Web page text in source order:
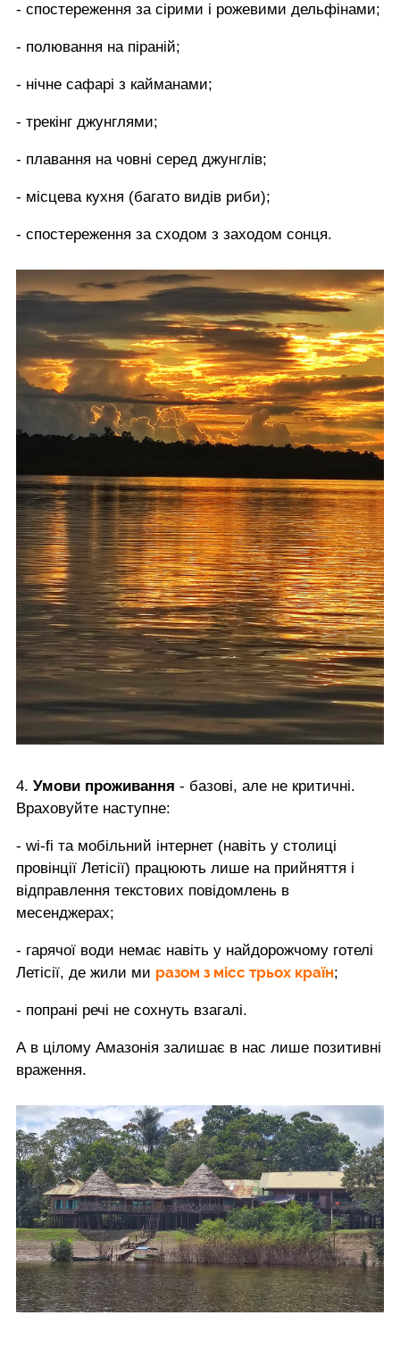
- спостереження за сірими і рожевими дельфінами;
- полювання на піраній;
- нічне сафарі з кайманами;
- трекінг джунглями;
- плавання на човні серед джунглів;
- місцева кухня (багато видів риби);
- спостереження за сходом з заходом сонця.
4. Умови проживання - базові, але не критичні.
Враховуйте наступне:
- wi-fi та мобільний інтернет (навіть у столиці
провінції Летісії) працюють лише на прийняття і
відправлення текстових повідомлень в
месенджерах;
- гарячої води немає навіть у найдорожчому готелі
Летісії, де жили ми разом з місс трьох країн;
- попрані речі не сохнуть взагалі.
А в цілому Амазонія залишає в нас лише позитивні
враження.